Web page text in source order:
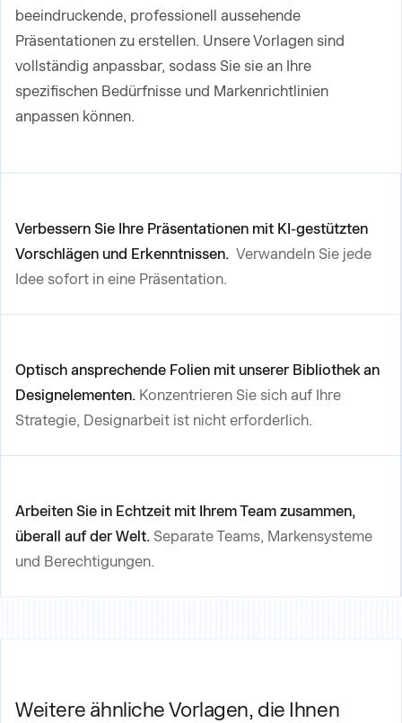
beeindruckende, professionell aussehende
Präsentationen zu erstellen. Unsere Vorlagen sind
vollständig anpassbar, sodass Sie sie an Ihre
spezifischen Bedürfnisse und Markenrichtlinien
anpassen können.
Verbessern Sie Ihre Präsentationen mit KI-gestützten
Vorschlägen und Erkenntnissen. Verwandeln Sie jede
Idee sofort in eine Präsentation.
Optisch ansprechende Folien mit unserer Bibliothek an
Designelementen. Konzentrieren Sie sich auf Ihre
Strategie, Designarbeit ist nicht erforderlich.
Arbeiten Sie in Echtzeit mit Ihrem Team zusammen,
überall auf der Welt. Separate Teams, Markensysteme
und Berechtigungen.
Weitere ähnliche Vorlagen, die Ihnen